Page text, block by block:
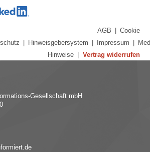
AGB
Cookie
Hinweisgebersystem Impressum
Hinweise
Vertrag widerrufen
Gesellschaft mbH
ormiert.de